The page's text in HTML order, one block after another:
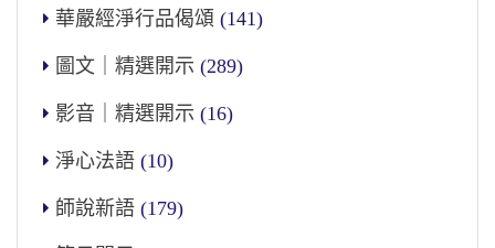
華嚴經淨行品偈頌 (141)
圖文｜精選開示 (289)
影音｜精選開示 (16)
淨心法語 (10)
師說新語 (179)